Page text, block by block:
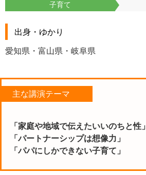
子育て
出身・ゆかり
愛知県・富山県・岐阜県
主な講演テーマ
「家庭や地域で伝えたいいのちと性」
「パートナーシップは想像力」
「パパにしかできない子育て」